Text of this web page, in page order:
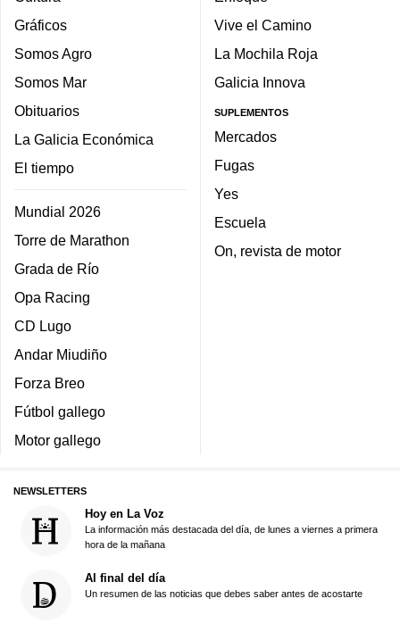
Gráficos
Somos Agro
Somos Mar
Obituarios
La Galicia Económica
El tiempo
Mundial 2026
Torre de Marathon
Grada de Río
Opa Racing
CD Lugo
Andar Miudiño
Forza Breo
Fútbol gallego
Motor gallego
Vive el Camino
La Mochila Roja
Galicia Innova
SUPLEMENTOS
Mercados
Fugas
Yes
Escuela
On, revista de motor
NEWSLETTERS
Hoy en La Voz
La información más destacada del día, de lunes a viernes a primera
hora de la mañana
Al final del día
Un resumen de las noticias que debes saber antes de acostarte